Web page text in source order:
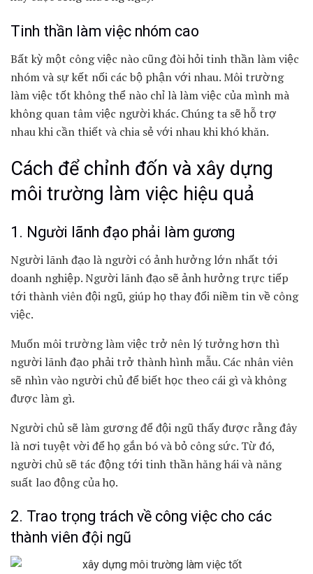
Tinh thần làm việc nhóm cao
Bất kỳ một công việc nào cũng đòi hỏi tinh thần làm việc
nhóm và sự kết nối các bộ phận với nhau. Môi trường
làm việc tốt không thể nào chỉ là làm việc của mình mà
không quan tâm việc người khác. Chúng ta sẽ hỗ trợ
nhau khi cần thiết và chia sẻ với nhau khi khó khăn.
Cách để chỉnh đốn và xây dựng
môi trường làm việc hiệu quả
1. Người lãnh đạo phải làm gương
Người lãnh đạo là người có ảnh hưởng lớn nhất tới
doanh nghiệp. Người lãnh đạo sẽ ảnh hưởng trực tiếp
tới thành viên đội ngũ, giúp họ thay đổi niềm tin về công
việc.
Muốn môi trường làm việc trở nên lý tưởng hơn thì
người lãnh đạo phải trở thành hình mẫu. Các nhân viên
sẽ nhìn vào người chủ để biết học theo cái gì và không
được làm gì.
Người chủ sẽ làm gương để đội ngũ thấy được rằng đây
là nơi tuyệt vời để họ gắn bó và bỏ công sức. Từ đó,
người chủ sẽ tác động tới tinh thần hăng hái và năng
suất lao động của họ.
2. Trao trọng trách về công việc cho các
thành viên đội ngũ